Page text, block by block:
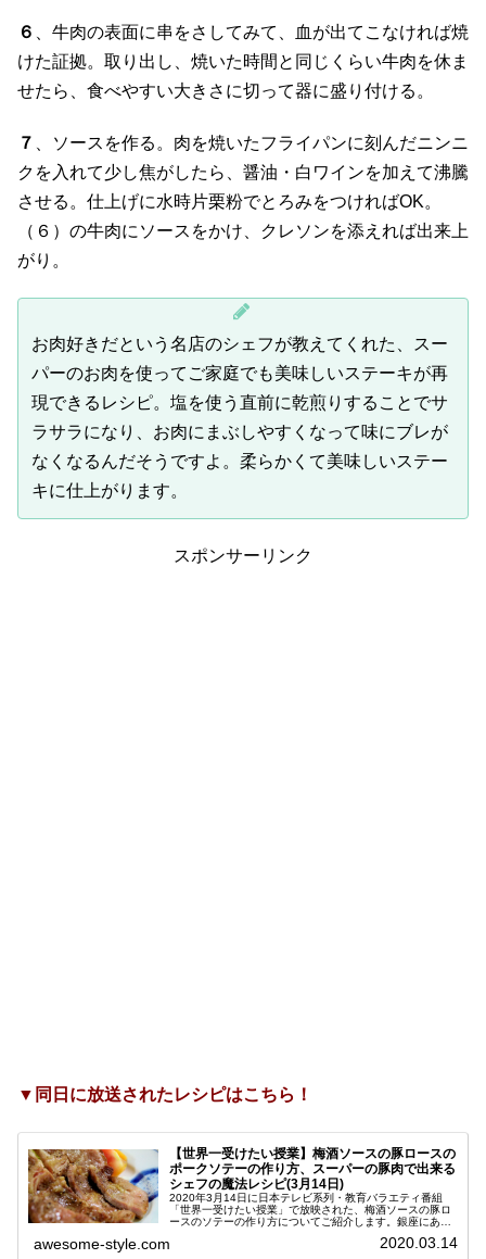
６
、牛肉の表面に串をさしてみて、血が出てこなければ焼
けた証拠。取り出し、焼いた時間と同じくらい牛肉を休ま
せたら、食べやすい大きさに切って器に盛り付ける。
７
、ソースを作る。肉を焼いたフライパンに刻んだニンニ
クを入れて少し焦がしたら、醤油・白ワインを加えて沸騰
させる。仕上げに水時片栗粉でとろみをつければOK。
（６）の牛肉にソースをかけ、クレソンを添えれば出来上
がり。
お肉好きだという名店のシェフが教えてくれた、スー
パーのお肉を使ってご家庭でも美味しいステーキが再
現できるレシピ。塩を使う直前に乾煎りすることでサ
ラサラになり、お肉にまぶしやすくなって味にブレが
なくなるんだそうですよ。柔らかくて美味しいステー
キに仕上がります。
スポンサーリンク
▼同日に放送されたレシピはこちら！
【世界一受けたい授業】梅酒ソースの豚ロースの
ポークソテーの作り方、スーパーの豚肉で出来る
シェフの魔法レシピ(3月14日)
2020年3月14日に日本テレビ系列・教育バラエティ番組
「世界一受けたい授業」で放映された、梅酒ソースの豚ロ
ースのソテーの作り方についてご紹介します。銀座にある
awesome-style.com 2020.03.14